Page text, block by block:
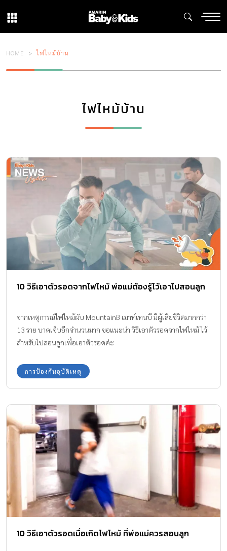
HOME ไฟไหม้บ้าน
ไฟไหม้บ้าน
10 วิธีเอาตัวรอดจากไฟไหม้ พ่อแม่ต้องรู้ไว้เอาไปสอนลูก
จากเหตุการณ์ไฟไหม้ผับ MountainB เมาท์เทนบี มีผู้เสียชีวิตมากกว่า
13 ราย บาดเจ็บอีกจำนวนมาก ขอแนะนำ วิธีเอาตัวรอดจากไฟไหม้ ไว้
สำหรับไปสอนลูกเพื่อเอาตัวรอดค่ะ
การป้องกันอุบัติเหตุ
10 วิธีเอาตัวรอดเมื่อเกิดไฟไหม้ ที่พ่อแม่ควรสอนลูก